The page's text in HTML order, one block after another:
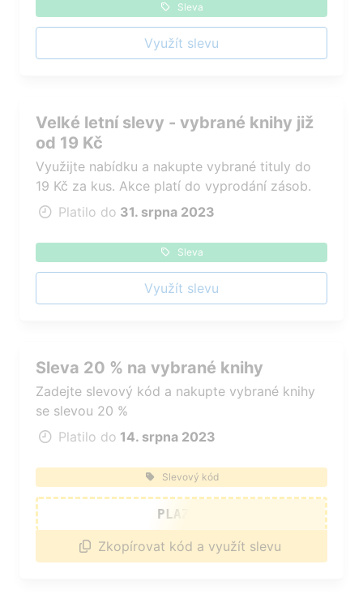
Sleva
Využít slevu
Velké letní slevy - vybrané knihy již
od 19 Kč
Využijte nabídku a nakupte vybrané tituly do
19 Kč za kus. Akce platí do vyprodání zásob.
Platilo do 31. srpna 2023
Sleva
Využít slevu
Sleva 20 % na vybrané knihy
Zadejte slevový kód a nakupte vybrané knihy
se slevou 20 %
Platilo do 14. srpna 2023
Slevový kód
PLAZ20
Zkopírovat kód a využít slevu